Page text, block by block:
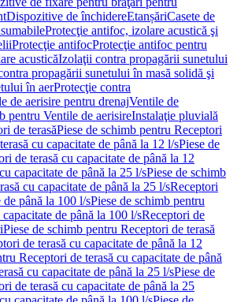
Dispozitive de închidereEtanșăriCasete de
Protecţie antifoc, izolare acustică şi
Protecţie antifocProtecţie antifoc pentru
acusticăIzolaţii contra propagării sunetului
propagării sunetului în masă solidă şi
în aerProtecţie contra
de aerisire pentru drenajVentile de
pentru Ventile de aerisireInstalaţie pluvială
de terasăPiese de schimb pentru Receptori
cu capacitate de până la 12 l/sPiese de
de terasă cu capacitate de până la 12
capacitate de până la 25 l/sPiese de schimb
cu capacitate de până la 25 l/sReceptori
de până la 100 l/sPiese de schimb pentru
de până la 100 l/sReceptori de
Piese de schimb pentru Receptori de terasă
de terasă cu capacitate de până la 12
Receptori de terasă cu capacitate de până
cu capacitate de până la 25 l/sPiese de
de terasă cu capacitate de până la 25